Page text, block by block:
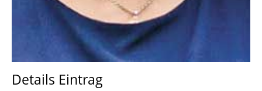
Details Eintrag